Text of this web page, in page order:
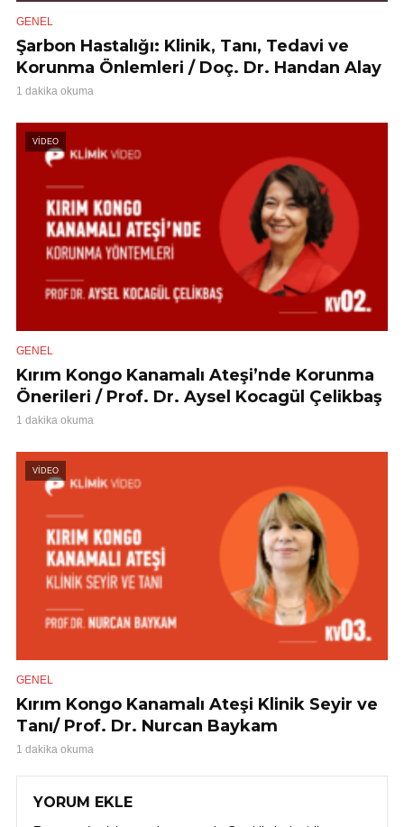
GENEL
Şarbon Hastalığı: Klinik, Tanı, Tedavi ve
Korunma Önlemleri / Doç. Dr. Handan Alay
1 dakika okuma
VİDEO
GENEL
Kırım Kongo Kanamalı Ateşi’nde Korunma
Önerileri / Prof. Dr. Aysel Kocagül Çelikbaş
1 dakika okuma
VİDEO
GENEL
Kırım Kongo Kanamalı Ateşi Klinik Seyir ve
Tanı/ Prof. Dr. Nurcan Baykam
1 dakika okuma
YORUM EKLE